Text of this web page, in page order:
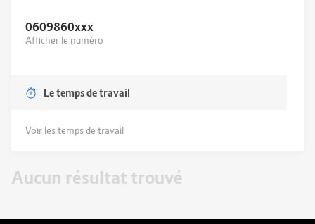
0609860xxx
Afficher le numéro
Le temps de travail
Voir les temps de travail
Aucun résultat trouvé